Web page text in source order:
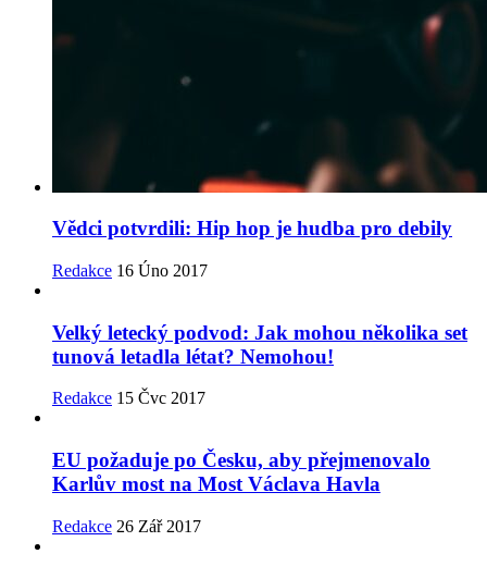
Vědci potvrdili: Hip hop je hudba pro debily
Redakce 16 Úno 2017
Velký letecký podvod: Jak mohou několika set
tunová letadla létat? Nemohou!
Redakce 15 Čvc 2017
EU požaduje po Česku, aby přejmenovalo
Karlův most na Most Václava Havla
Redakce 26 Zář 2017